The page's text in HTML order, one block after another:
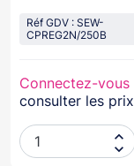
Nfs61937
Réf GDV : SEW-
CPREG2N/250B
Connectez-vous
consulter les prix

